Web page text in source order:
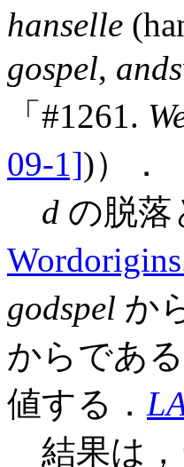
hanselle
gospel,
「#1261.
09-1])）．
d の脱落
godspel か
からであ
値する．
結果は，